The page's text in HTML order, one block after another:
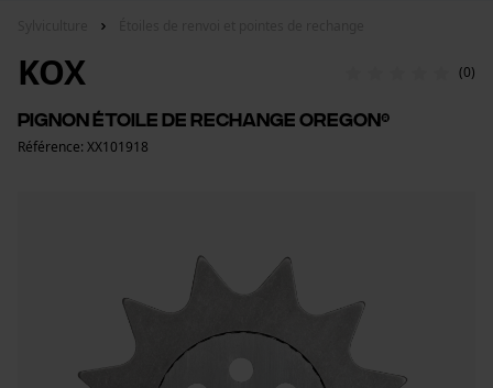
KOX (0)
Pignon étoile de rechange OREGON®
Référence: XX101918